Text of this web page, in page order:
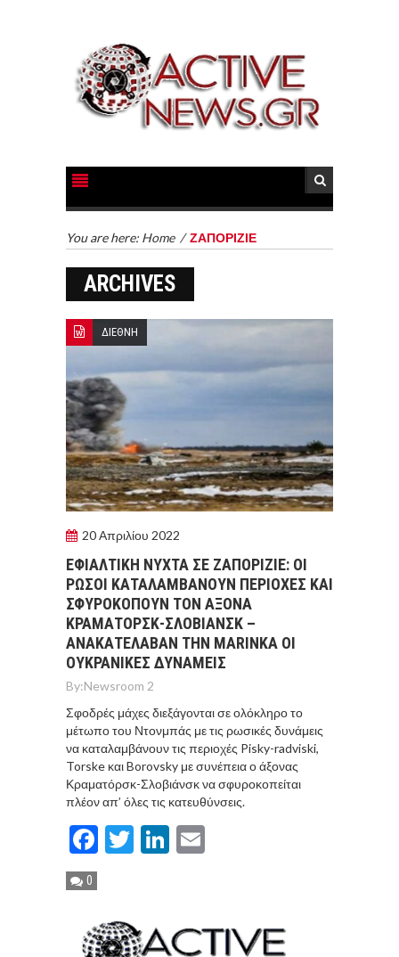
You are here: Home /ΖΑΠΟΡΙΖΙΕ
ARCHIVES
ΔΙΕΘΝΗ
20 Απριλίου 2022
ΕΦΙΑΛΤΙΚΗ ΝΥΧΤΑ ΣΕ ΖΑΠΟΡΙΖΙΕ: ΟΙ
ΡΩΣΟΙ ΚΑΤΑΛΑΜΒΑΝΟΥΝ ΠΕΡΙΟΧΕΣ ΚΑΙ
ΣΦΥΡΟΚΟΠΟΥΝ ΤΟΝ ΑΞΟΝΑ
ΚΡΑΜΑΤΟΡΣΚ-ΣΛΟΒΙΑΝΣΚ –
ΑΝΑΚΑΤΕΛΑΒΑΝ ΤΗΝ MARINKA ΟΙ
ΟΥΚΡΑΝΙΚΕΣ ΔΥΝΑΜΕΙΣ
By:Newsroom 2
Σφοδρές μάχες διεξάγονται σε ολόκληρο το
μέτωπο του Ντονμπάς με τις ρωσικές δυνάμεις
να καταλαμβάνουν τις περιοχές Pisky-radviski,
Torske και Borovsky με συνέπεια ο άξονας
Κραματόρσκ-Σλοβιάνσκ να σφυροκοπείται
πλέον απ’ όλες τις κατευθύνσεις.
Facebook
TwitterLinkedIn
0